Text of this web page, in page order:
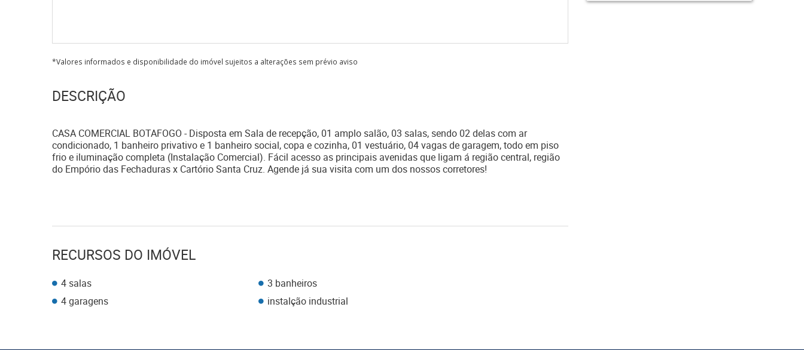
*Valores informados e disponibilidade do imóvel sujeitos a alterações sem prévio aviso
DESCRIÇÃO
CASA COMERCIAL BOTAFOGO - Disposta em Sala de recepção, 01 amplo salão, 03 salas, sendo 02 delas com ar
condicionado, 1 banheiro privativo e 1 banheiro social, copa e cozinha, 01 vestuário, 04 vagas de garagem, todo em piso
frio e iluminação completa (Instalação Comercial). Fácil acesso as principais avenidas que ligam á região central, região
do Empório das Fechaduras x Cartório Santa Cruz. Agende já sua visita com um dos nossos corretores!
RECURSOS DO IMÓVEL
4 salas
3 banheiros
4 garagens
instalção industrial